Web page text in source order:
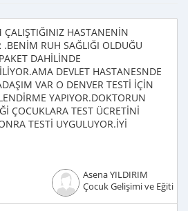
HASTANENİN
.BENİM RUH SAĞLIĞI OLDUĞU
DAHİLİNDE
DEVLET HASTANESNDE
VAR O DENVER TESTİ İÇİN
YAPIYOR.DOKTORUN
ÇOCUKLARA TEST ÜCRETİNİ
TESTİ UYGULUYOR.İYİ
Asena YILDIRIM
Çocuk Gelişimi ve